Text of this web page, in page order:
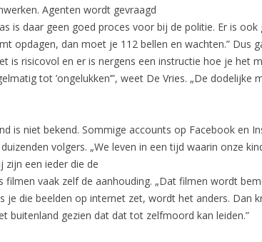
Agenten wordt gevraagd
is daar geen goed proces voor bij de politie. Er is
opdagen, dan moet je 112 bellen en wachten.” Dus
is risicovol en er is nergens een instructie hoe je het
tot ’ongelukken’”, weet De Vries. „De dodelijke
is niet bekend. Sommige accounts op Facebook en
volgers. „We leven in een tijd waarin onze
zijn een ieder die de
vaak zelf de aanhouding. „Dat filmen wordt
die beelden op internet zet, wordt het anders. Dan
buitenland gezien dat dat tot zelfmoord kan leiden.”